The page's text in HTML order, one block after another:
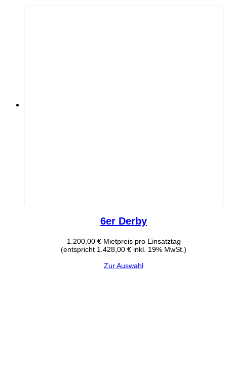
6er Derby
1.200,00 €Mietpreis pro Einsatztag
(entspricht 1.428,00 € inkl. 19% MwSt.)
Zur Auswahl